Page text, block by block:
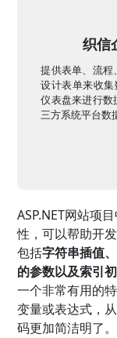
织信
提供表单、流程
设计表单来收
仪表盘来进行数
三方系统平台数
ASP.NET网站项
性，可以帮助开
包括字符串插值
的参数以及索引
一个非常有用的
变量或表达式，
码更加简洁明了。